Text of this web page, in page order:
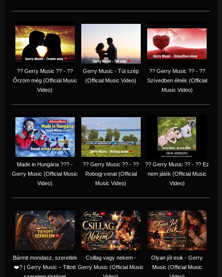
?? Gerry Music ?? - ??
Őrzöm még (Official Music
Video)
Gerry Music - Túl szép
(Official Music Video)
?? Gerry Music ?? - ??
Szívedben élnék (Official
Music Video)
Made in Hungária ??? -
Gerry Music (Official Music
Video)
?? Gerry Music ?? - ??
Robogj vonat (Official
Music Video)
?? Gerry Music ?? - ?? Ez
nem játék (Official Music
Video)
Bármit mondasz, szeretlek
❤️‍? | Gerry Music – Tiltott
Csillag vagy nekem -
Gerry Music (Official Music
Olyan jól esik - Gerry
Music (Official Music